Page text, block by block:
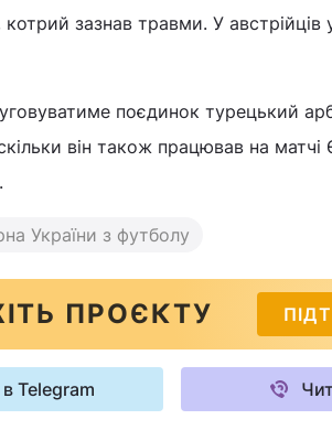
зазнав травми. У австрійців
поєдинок турецький
він також працював на матчі
України з футболу
ПРОЄКТУ
Telegram